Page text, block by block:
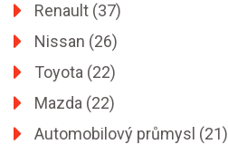
Renault (37)
Nissan (26)
Toyota (22)
Mazda (22)
Automobilový průmysl (21)